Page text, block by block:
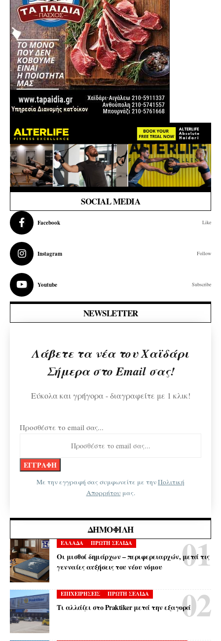
SOCIAL MEDIA
Facebook Like
Instagram Follow
Youtube Subscribe
NEWSLETTER
Λάβετε τα νέα του Χαϊδάρι
Σήμερα στο Email σας!
Εύκολα και γρήγορα - διαγραφείτε με 1 κλικ!
Προσθέστε το email σας...
Με την εγγραφή σας συμφωνείτε με τηνΠολιτική
Απορρήτου μας.
ΔΗΜΟΦΙΛΉ
ΕΛΛΑΔΑ ΠΡΩΤΗ ΣΕΛΙΔΑ
Οι μισθοί δημάρχων – περιφερειαρχών, μετά τις
γενναίες αυξήσεις του νέου νόμου
ΕΠΙΧΕΙΡΗΣΕΙΣ ΠΡΩΤΗ ΣΕΛΙΔΑ
Τι αλλάζει στο Praktiker μετά την εξαγορά